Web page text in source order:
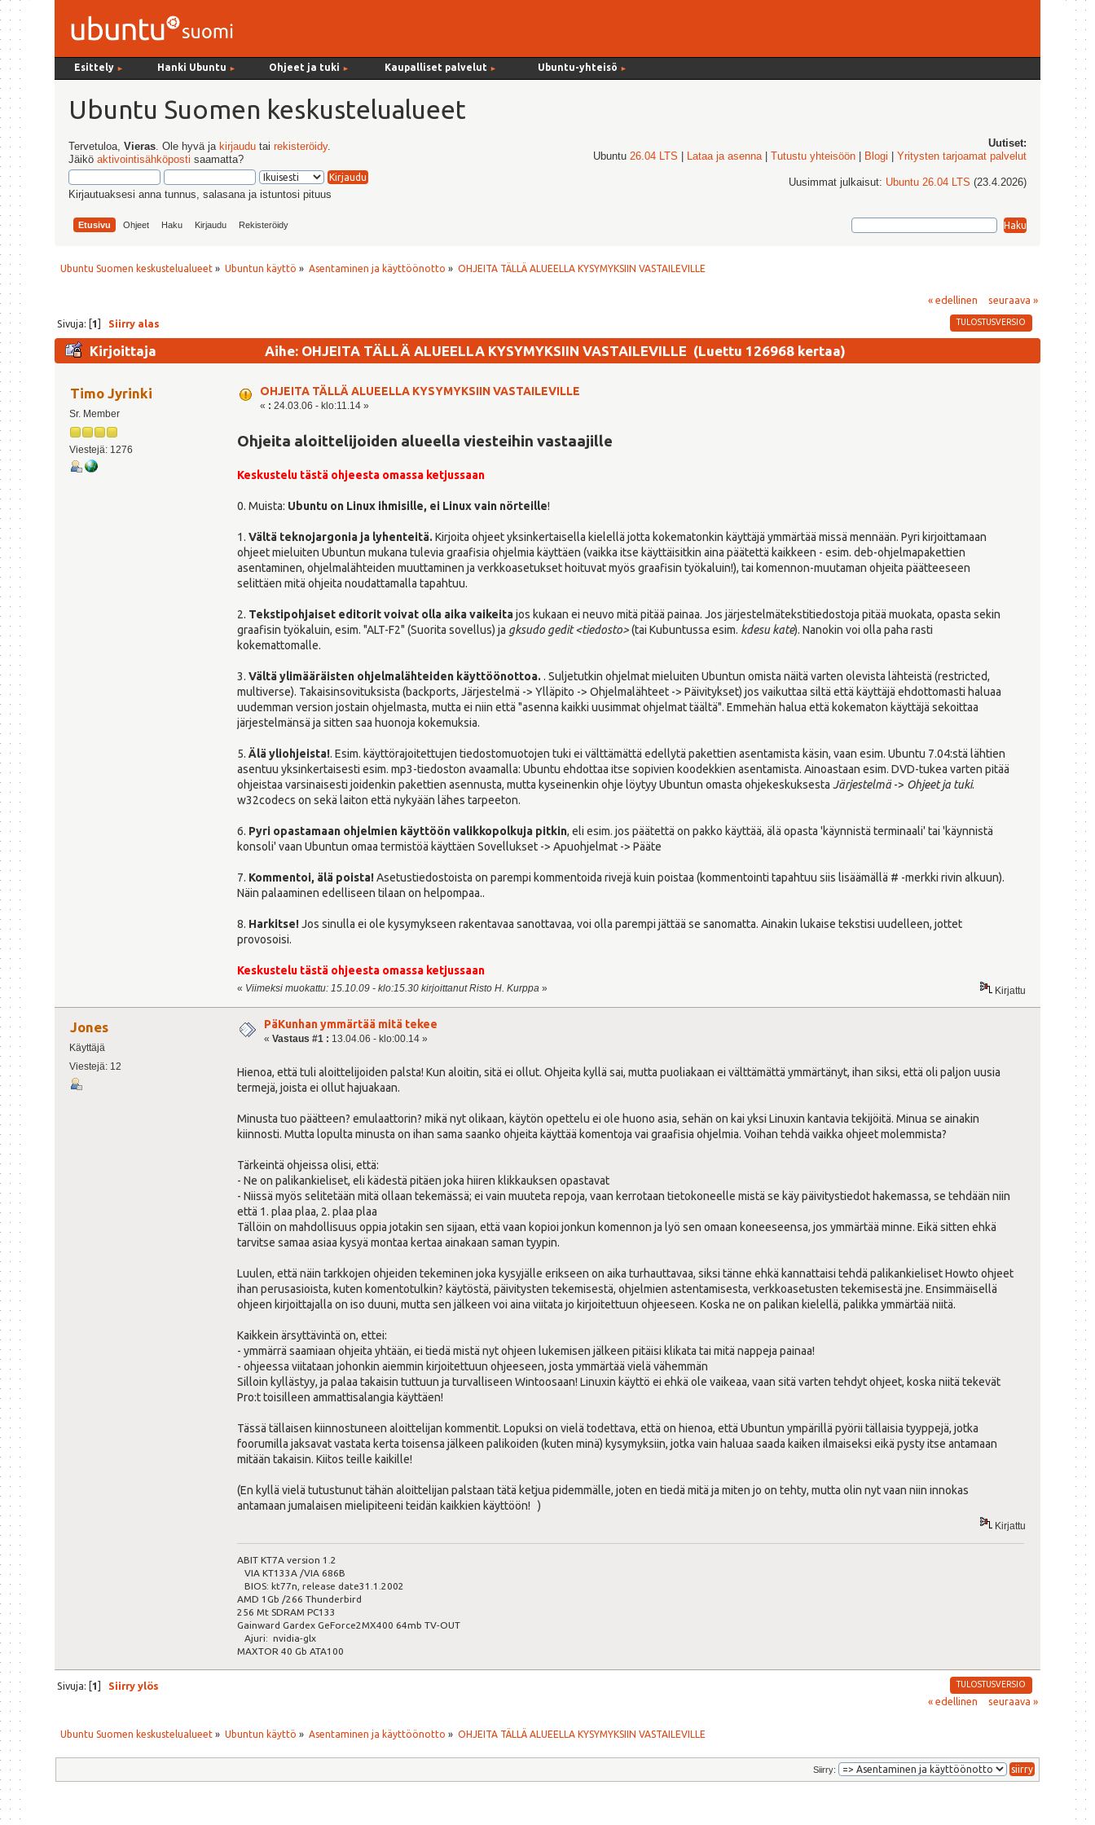
Esittely ► Hanki Ubuntu ► Ohjeet ja tuki ► Kaupalliset palvelut ► Ubuntu-yhteisö ►
Ubuntu Suomen keskustelualueet
Tervetuloa, Vieras. Ole hyvä ja kirjaudutai rekisteröidy.
Jäikö aktivointisähköposti saamatta?
Kirjautuaksesi anna tunnus, salasana ja istuntosi pituus
Uutiset:
Ubuntu26.04 LTS Lataa ja asenna|Tutustu yhteisöön Blogi |Yritysten tarjoamat palvelut
Uusimmat julkaisut: Ubuntu 26.04 LTS (23.4.2026)
Etusivu Ohjeet Haku Kirjaudu Rekisteröidy
Ubuntu Suomen keskustelualueet » Ubuntun käyttö » Asentaminen ja käyttöönotto » OHJEITA TÄLLÄ ALUEELLA KYSYMYKSIIN VASTAILEVILLE
« edellinen seuraava »
TULOSTUSVERSIO
Sivuja: [1] Siirry alas
Kirjoittaja Aihe: OHJEITA TÄLLÄ ALUEELLA KYSYMYKSIIN VASTAILEVILLE (Luettu 126968 kertaa)
Timo Jyrinki
Sr. Member
Viestejä: 1276
OHJEITA TÄLLÄ ALUEELLA KYSYMYKSIIN VASTAILEVILLE
« : 24.03.06 - klo:11.14 »
Ohjeita aloittelijoiden alueella viesteihin vastaajille
Keskustelu tästä ohjeesta omassa ketjussaan
0. Muista: Ubuntu on Linux ihmisille, ei Linux vain nörteille!
1.Vältä teknojargonia ja lyhenteitä. Kirjoita ohjeet yksinkertaisella kielellä jotta kokematonkin käyttäjä ymmärtää missä mennään. Pyri kirjoittamaan
ohjeet mieluiten Ubuntun mukana tulevia graafisia ohjelmia käyttäen (vaikka itse käyttäisitkin aina päätettä kaikkeen - esim. deb-ohjelmapakettien
asentaminen, ohjelmalähteiden muuttaminen ja verkkoasetukset hoituvat myös graafisin työkaluin!), tai komennon-muutaman ohjeita päätteeseen
selittäen mitä ohjeita noudattamalla tapahtuu.
2. Tekstipohjaiset editorit voivat olla aika vaikeitajos kukaan ei neuvo mitä pitää painaa. Jos järjestelmätekstitiedostoja pitää muokata, opasta sekin
graafisin työkaluin, esim. "ALT-F2" (Suorita sovellus) ja gksudo gedit <tiedosto>(tai Kubuntussa esim. kdesu kate). Nanokin voi olla paha rasti
kokemattomalle.
3.Vältä ylimääräisten ohjelmalähteiden käyttöönottoa.. Suljetutkin ohjelmat mieluiten Ubuntun omista näitä varten olevista lähteistä (restricted,
multiverse). Takaisinsovituksista (backports, Järjestelmä -> Ylläpito -> Ohjelmalähteet -> Päivitykset) jos vaikuttaa siltä että käyttäjä ehdottomasti haluaa
uudemman version jostain ohjelmasta, mutta ei niin että "asenna kaikki uusimmat ohjelmat täältä". Emmehän halua että kokematon käyttäjä sekoittaa
järjestelmänsä ja sitten saa huonoja kokemuksia.
5.Älä yliohjeista!. Esim. käyttörajoitettujen tiedostomuotojen tuki ei välttämättä edellytä pakettien asentamista käsin, vaan esim. Ubuntu 7.04:stä lähtien
asentuu yksinkertaisesti esim. mp3-tiedoston avaamalla: Ubuntu ehdottaa itse sopivien koodekkien asentamista. Ainoastaan esim. DVD-tukea varten pitää
ohjeistaa varsinaisesti joidenkin pakettien asennusta, mutta kyseinenkin ohje löytyy Ubuntun omasta ohjekeskuksestaJärjestelmä-> Ohjeet ja tuki.
w32codecs on sekä laiton että nykyään lähes tarpeeton.
6. Pyri opastamaan ohjelmien käyttöön valikkopolkuja pitkin, eli esim. jos päätettä on pakko käyttää, älä opasta 'käynnistä terminaali' tai 'käynnistä
konsoli' vaan Ubuntun omaa termistöä käyttäen Sovellukset -> Apuohjelmat -> Pääte
7. Kommentoi, älä poista!Asetustiedostoista on parempi kommentoida rivejä kuin poistaa (kommentointi tapahtuu siis lisäämällä # -merkki rivin alkuun).
Näin palaaminen edelliseen tilaan on helpompaa..
8. Harkitse!Jos sinulla ei ole kysymykseen rakentavaa sanottavaa, voi olla parempi jättää se sanomatta. Ainakin lukaise tekstisi uudelleen, jottet
provosoisi.
Keskustelu tästä ohjeesta omassa ketjussaan
« Viimeksi muokattu: 15.10.09 - klo:15.30 kirjoittanut Risto H. Kurppa » Kirjattu
Jones
Käyttäjä
Viestejä: 12
PäKunhan ymmärtää mitä tekee
«Vastaus #1 : 13.04.06 - klo:00.14 »
Hienoa, että tuli aloittelijoiden palsta! Kun aloitin, sitä ei ollut. Ohjeita kyllä sai, mutta puoliakaan ei välttämättä ymmärtänyt, ihan siksi, että oli paljon uusia
termejä, joista ei ollut hajuakaan.
Minusta tuo päätteen? emulaattorin? mikä nyt olikaan, käytön opettelu ei ole huono asia, sehän on kai yksi Linuxin kantavia tekijöitä. Minua se ainakin
kiinnosti. Mutta lopulta minusta on ihan sama saanko ohjeita käyttää komentoja vai graafisia ohjelmia. Voihan tehdä vaikka ohjeet molemmista?
Tärkeintä ohjeissa olisi, että:
- Ne on palikankieliset, eli kädestä pitäen joka hiiren klikkauksen opastavat
- Niissä myös selitetään mitä ollaan tekemässä; ei vain muuteta repoja, vaan kerrotaan tietokoneelle mistä se käy päivitystiedot hakemassa, se tehdään niin
että 1. plaa plaa, 2. plaa plaa
Tällöin on mahdollisuus oppia jotakin sen sijaan, että vaan kopioi jonkun komennon ja lyö sen omaan koneeseensa, jos ymmärtää minne. Eikä sitten ehkä
tarvitse samaa asiaa kysyä montaa kertaa ainakaan saman tyypin.
Luulen, että näin tarkkojen ohjeiden tekeminen joka kysyjälle erikseen on aika turhauttavaa, siksi tänne ehkä kannattaisi tehdä palikankieliset Howto ohjeet
ihan perusasioista, kuten komentotulkin? käytöstä, päivitysten tekemisestä, ohjelmien astentamisesta, verkkoasetusten tekemisestä jne. Ensimmäisellä
ohjeen kirjoittajalla on iso duuni, mutta sen jälkeen voi aina viitata jo kirjoitettuun ohjeeseen. Koska ne on palikan kielellä, palikka ymmärtää niitä.
Kaikkein ärsyttävintä on, ettei:
- ymmärrä saamiaan ohjeita yhtään, ei tiedä mistä nyt ohjeen lukemisen jälkeen pitäisi klikata tai mitä nappeja painaa!
- ohjeessa viitataan johonkin aiemmin kirjoitettuun ohjeeseen, josta ymmärtää vielä vähemmän
Silloin kyllästyy, ja palaa takaisin tuttuun ja turvalliseen Wintoosaan! Linuxin käyttö ei ehkä ole vaikeaa, vaan sitä varten tehdyt ohjeet, koska niitä tekevät
Pro:t toisilleen ammattisalangia käyttäen!
Tässä tällaisen kiinnostuneen aloittelijan kommentit. Lopuksi on vielä todettava, että on hienoa, että Ubuntun ympärillä pyörii tällaisia tyyppejä, jotka
foorumilla jaksavat vastata kerta toisensa jälkeen palikoiden (kuten minä) kysymyksiin, jotka vain haluaa saada kaiken ilmaiseksi eikä pysty itse antamaan
mitään takaisin. Kiitos teille kaikille!
(En kyllä vielä tutustunut tähän aloittelijan palstaan tätä ketjua pidemmälle, joten en tiedä mitä ja miten jo on tehty, mutta olin nyt vaan niin innokas
antamaan jumalaisen mielipiteeni teidän kaikkien käyttöön! )
Kirjattu
ABIT KT7A version 1.2
VIA KT133A /VIA 686B
BIOS: kt77n, release date31.1.2002
AMD 1Gb /266 Thunderbird
256 Mt SDRAM PC133
Gainward Gardex GeForce2MX400 64mb TV-OUT
Ajuri: nvidia-glx
MAXTOR 40 Gb ATA100
TULOSTUSVERSIO
Sivuja: [1] Siirry ylös
« edellinen
seuraava »
Ubuntu Suomen keskustelualueet » Ubuntun käyttö » Asentaminen ja käyttöönotto » OHJEITA TÄLLÄ ALUEELLA KYSYMYKSIIN VASTAILEVILLE
Siirry: